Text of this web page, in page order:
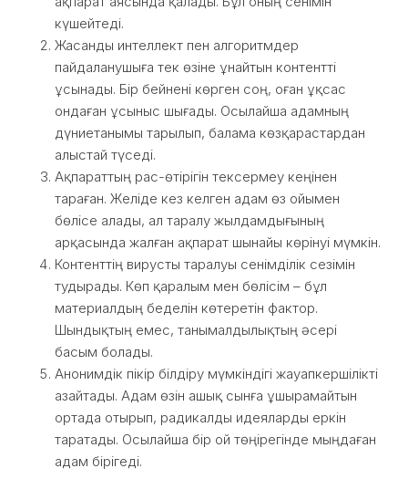
күшейтеді.
Жасанды интеллект пен алгоритмдер
пайдаланушыға тек өзіне ұнайтын контентті
ұсынады. Бір бейнені көрген соң, оған ұқсас
ондаған ұсыныс шығады. Осылайша адамның
дүниетанымы тарылып, балама көзқарастардан
алыстай түседі.
Ақпараттың рас-өтірігін тексермеу кеңінен
тараған. Желіде кез келген адам өз ойымен
бөлісе алады, ал таралу жылдамдығының
арқасында жалған ақпарат шынайы көрінуі мүмкін.
Контенттің вирусты таралуы сенімділік сезімін
тудырады. Көп қаралым мен бөлісім – бұл
материалдың беделін көтеретін фактор.
Шындықтың емес, танымалдылықтың әсері
басым болады.
Анонимдік пікір білдіру мүмкіндігі жауапкершілікті
азайтады. Адам өзін ашық сынға ұшырамайтын
ортада отырып, радикалды идеяларды еркін
таратады. Осылайша бір ой төңірегінде мыңдаған
адам бірігеді.